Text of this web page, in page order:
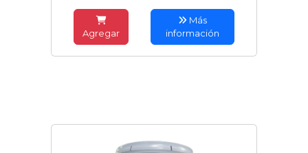
Agregar
Más
información